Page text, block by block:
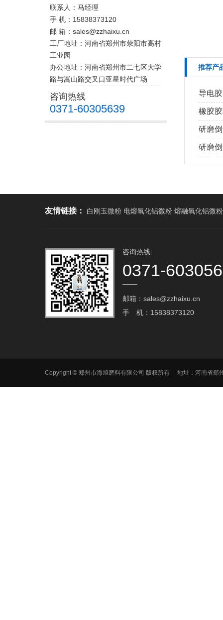
联系人：马经理
手 机：15838373120
邮 箱：sales@zzhaixu.cn
工厂地址：河南省郑州市荥阳市高村
工业园
办公地址：河南省郑州市二七区大学
路与嵩山路交叉口亚星时代广场
咨询热线
0371-60305639
推荐产
导电
橡胶
研磨
研磨
友情链接： 白刚玉微粉 电熔氧化铝微粉 熔融氧化铝微粉
咨询热线:
0371-
邮箱：sales@zzhaixu.cn
手 机：15838373120
Copyright © 郑州市海旭磨料有限公司 版权所有 地址：河南省